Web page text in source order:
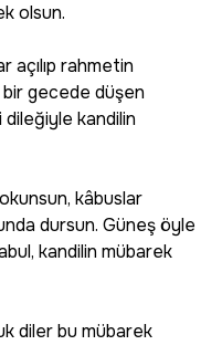
olsun.
açılıp rahmetin
bir gecede düşen
dileğiyle kandilin
kâbuslar
dursun. Güneş öyle
kandilin mübarek
diler bu mübarek